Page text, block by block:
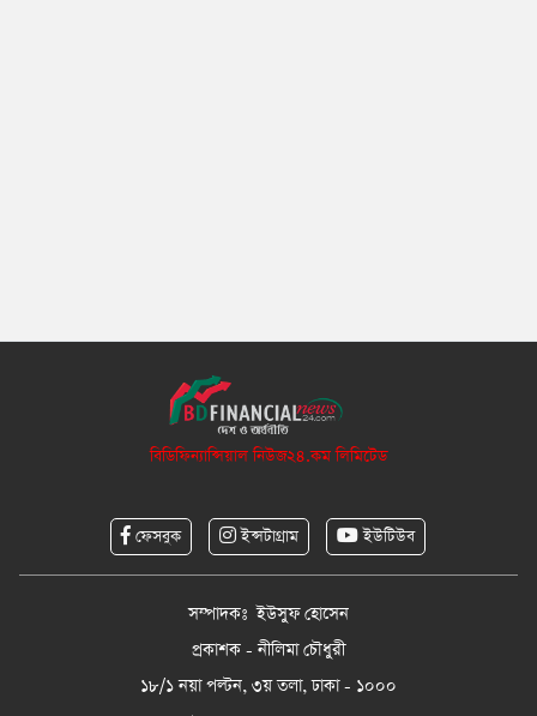
বিডিফিন্যান্সিয়াল নিউজ২৪.কম লিমিটেড
ফেসবুক ইন্সটাগ্রাম ইউটিউব
সম্পাদকঃ ইউসুফ হোসেন
প্রকাশক - নীলিমা চৌধুরী
১৮/১ নয়া পল্টন, ৩য় তলা, ঢাকা - ১০০০